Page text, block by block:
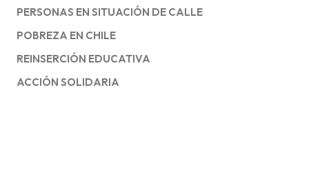
PERSONAS EN SITUACIÓN DE CALLE
POBREZA EN CHILE
REINSERCIÓN EDUCATIVA
ACCIÓN SOLIDARIA